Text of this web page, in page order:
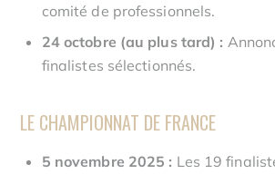
comité de professionnels.
24 octobre (au plus tard) :
finalistes sélectionnés.
LE CHAMPIONNAT DE FRANCE
5 novembre 2025 : Les 19